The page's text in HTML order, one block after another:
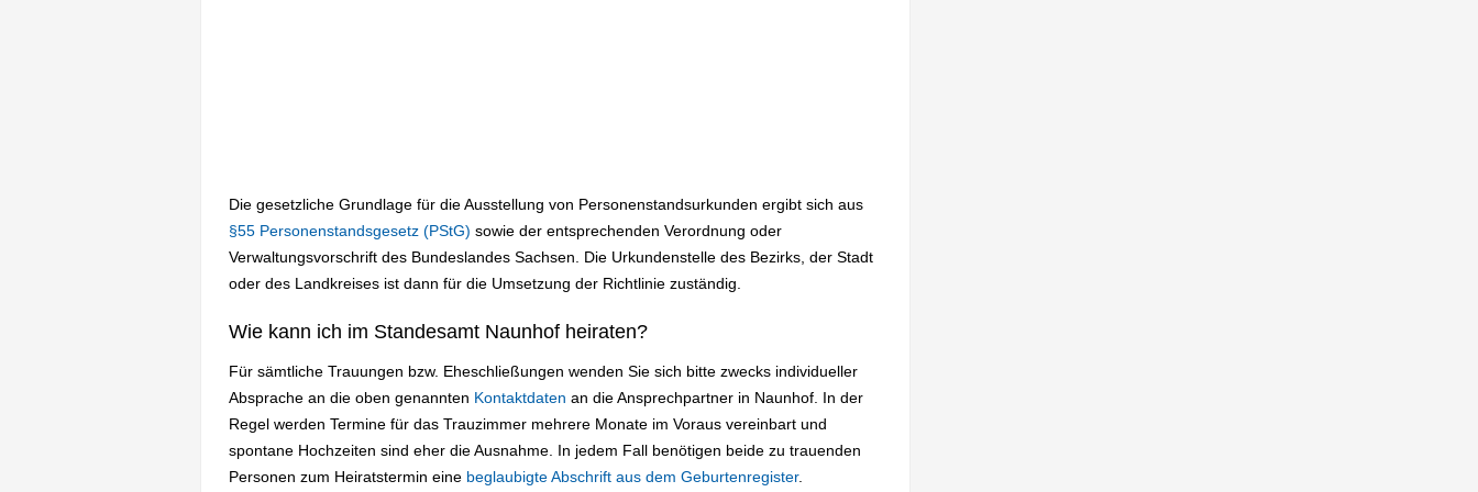
Die gesetzliche Grundlage für die Ausstellung von Personenstandsurkunden ergibt sich aus
§55 Personenstandsgesetz (PStG) sowie der entsprechenden Verordnung oder
Verwaltungsvorschrift des Bundeslandes Sachsen. Die Urkundenstelle des Bezirks, der Stadt
oder des Landkreises ist dann für die Umsetzung der Richtlinie zuständig.
Wie kann ich im Standesamt Naunhof heiraten?
Für sämtliche Trauungen bzw. Eheschließungen wenden Sie sich bitte zwecks individueller
Absprache an die oben genannten Kontaktdaten an die Ansprechpartner in Naunhof. In der
Regel werden Termine für das Trauzimmer mehrere Monate im Voraus vereinbart und
spontane Hochzeiten sind eher die Ausnahme. In jedem Fall benötigen beide zu trauenden
Personen zum Heiratstermin eine beglaubigte Abschrift aus dem Geburtenregister.